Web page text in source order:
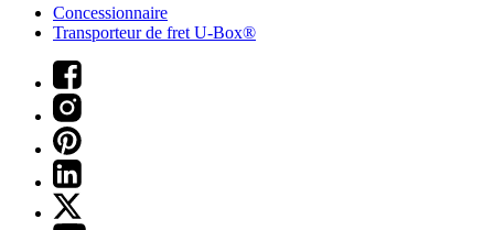
Concessionnaire
Transporteur de fret U-Box®